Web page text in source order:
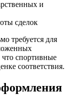
и
сделок
требуется для
спортивные
соответствия.